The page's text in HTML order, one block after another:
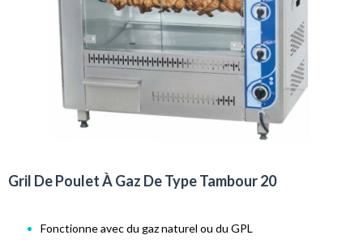
Gril De Poulet À Gaz De Type Tambour 20
Fonctionne avec du gaz naturel ou du GPL